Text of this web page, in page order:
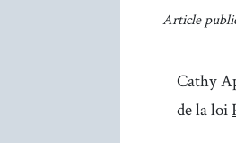
Article
Cathy
de la loi